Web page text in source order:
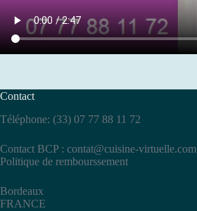
Contact
Téléphone: (33) 07 77 88 11 72
Contact BCP : contat@cuisine-virtuelle.com
Politique de rembourssement
Bordeaux
FRANCE